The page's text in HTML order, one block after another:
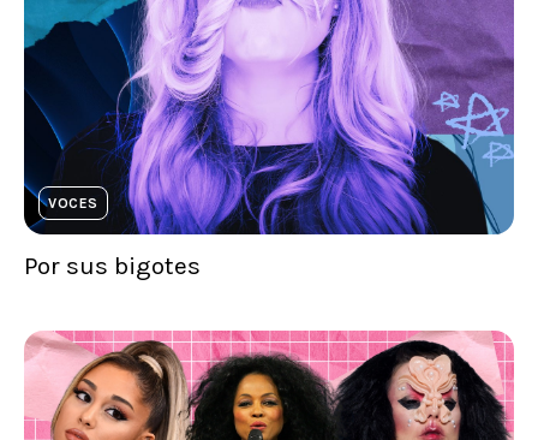
VOCES
Por sus bigotes